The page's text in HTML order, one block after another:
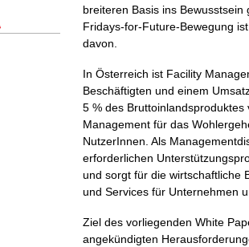
breiteren Basis ins
Fridays-for-Future-Bewegung
davon.
In Österreich ist Facility
Beschäftigten und einem
5 % des
Management für das
NutzerInnen. Als
erforderlichen
und sorgt für die wirtschaftliche
und Services für Unternehmen
Ziel des vorliegenden White
angekündigten